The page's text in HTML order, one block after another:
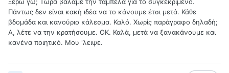
Ξέρω γω; Τώρα βάλαμε την ταμπέλα για το συγκεκριμένο.
Πάντως δεν είναι κακή ιδέα να το κάνουμε έτσι μετά. Κάθε
βδομάδα και κανούριο κάλεσμα. Καλό. Χωρίς παράγραφο δηλαδή;
Α, λέτε να την κρατήσουμε. ΟΚ. Καλά, μετά να ξανακάνουμε και
κανένα ποιητικό. Μου 'λειψε.